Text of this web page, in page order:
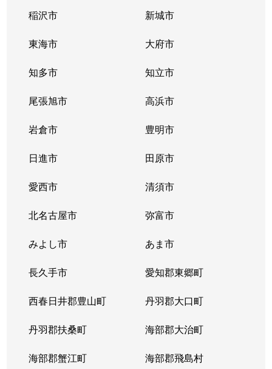
稲沢市 新城市
東海市 大府市
知多市 知立市
尾張旭市 高浜市
岩倉市 豊明市
日進市 田原市
愛西市 清須市
北名古屋市 弥富市
みよし市 あま市
長久手市 愛知郡東郷町
西春日井郡豊山町 丹羽郡大口町
丹羽郡扶桑町 海部郡大治町
海部郡蟹江町 海部郡飛島村